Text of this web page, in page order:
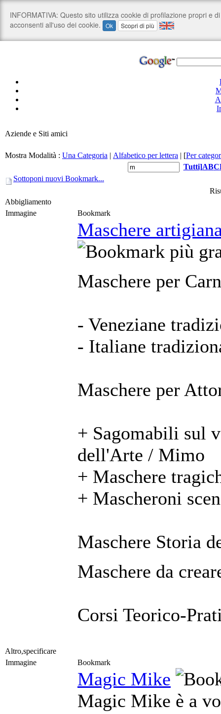
Aziende e Siti amici
Mostra Modalità : Una Categoria | Alfabetico per lettera | [Per
Tutti]ABC
Sottoponi nuovi Bookmark...
Abbigliamento
Immagine
Bookmark
Maschere
Maschere per
- Veneziane
- Italiane
Maschere per
+ Sagomabili sul
dell'Arte / Mimo
+ Maschere
+ Mascheroni
Maschere Storia
Maschere da
Corsi Teorico-
Altro,specificare
Immagine
Bookmark
Magic Mike
Magic Mike è a